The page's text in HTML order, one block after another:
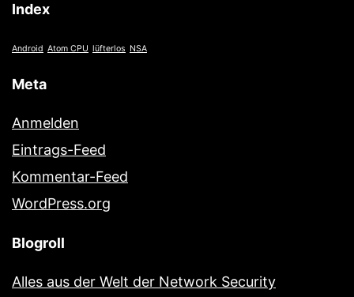
Index
Android Atom CPU lüfterlos NSA
Meta
Anmelden
Eintrags-Feed
Kommentar-Feed
WordPress.org
Blogroll
Alles aus der Welt der Network Security